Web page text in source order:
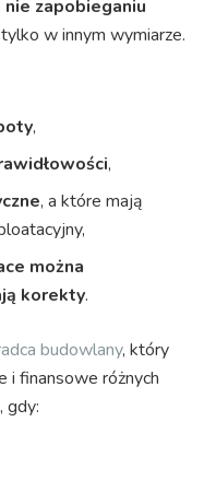
zapobieganiu
w innym wymiarze.
,
,
, a które mają
można
korekty.
budowlany, który
i finansowe różnych
gdy: